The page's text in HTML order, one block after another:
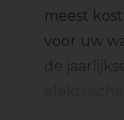
meest
voor uw
de